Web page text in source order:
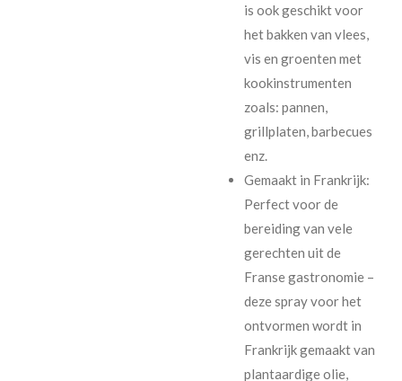
is ook geschikt voor
het bakken van vlees,
vis en groenten met
kookinstrumenten
zoals: pannen,
grillplaten, barbecues
enz.
Gemaakt in Frankrijk:
Perfect voor de
bereiding van vele
gerechten uit de
Franse gastronomie –
deze spray voor het
ontvormen wordt in
Frankrijk gemaakt van
plantaardige olie,